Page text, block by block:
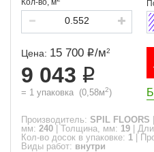
Кол-во, м
Цена: 15 700 /м2
9 043
= 1 упаковка (0,58м2)
Производитель: SPIL FLOORS
мм: 240 Толщина, мм: 19
Кол-во досок в упаковке: 1
Виды работ: внутри